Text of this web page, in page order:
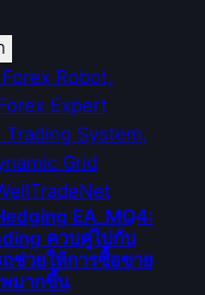
EA_MQ4:
ควบคู่ไปกับ
ช่วยให้การซื้อขาย
มากขึ้น